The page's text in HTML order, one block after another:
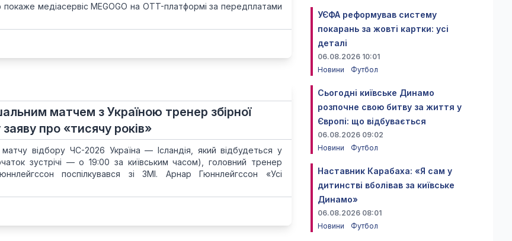
медіасервіс MEGOGO на OTT-платформі за передплатами
матчем з Україною тренер збірної
заяву про «тисячу років»
відбору ЧС-2026 Україна — Ісландія, який відбудеться у
зустрічі — о 19:00 за київським часом), головний тренер
поспілкувався зі ЗМІ. Арнар Гюннлейгссон «Усі
УЄФА реформував систему
покарань за жовті картки: усі
деталі
06.08.2026 10:01
Новини
Футбол
Сьогодні київське Динамо
розпочне свою битву за життя у
Європі: що відбувається
06.08.2026 09:02
Новини
Футбол
Наставник Карабаха: «Я сам у
дитинстві вболівав за київське
Динамо»
06.08.2026 08:01
Новини
Футбол